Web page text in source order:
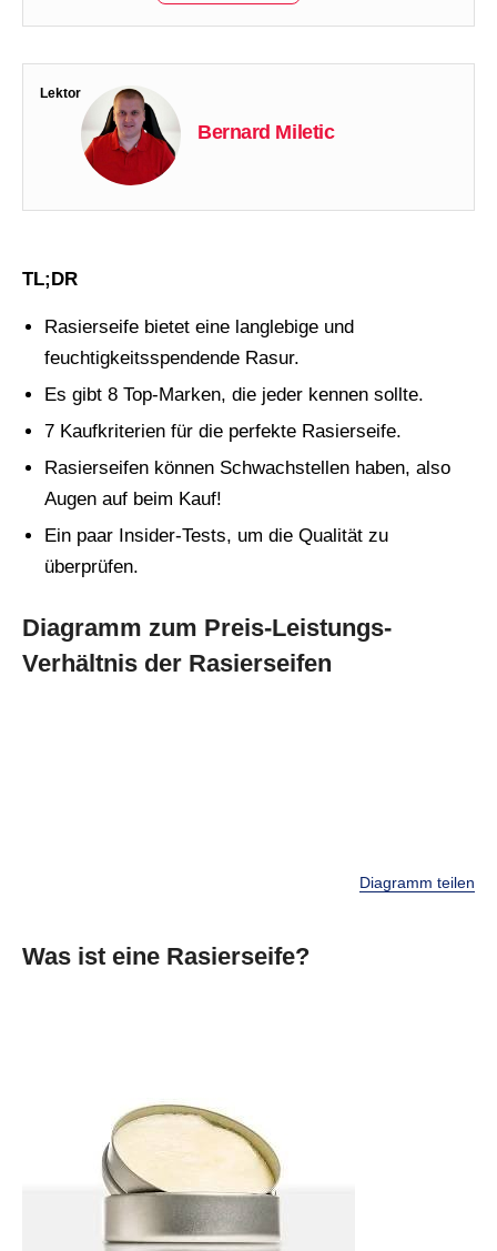
Lektor
Bernard Miletic
TL;DR
Rasierseife bietet eine langlebige und
feuchtigkeitsspendende Rasur.
Es gibt 8 Top-Marken, die jeder kennen sollte.
7 Kaufkriterien für die perfekte Rasierseife.
Rasierseifen können Schwachstellen haben, also
Augen auf beim Kauf!
Ein paar Insider-Tests, um die Qualität zu
überprüfen.
Diagramm zum Preis-Leistungs-
Verhältnis der Rasierseifen
Diagramm teilen
Was ist eine Rasierseife?